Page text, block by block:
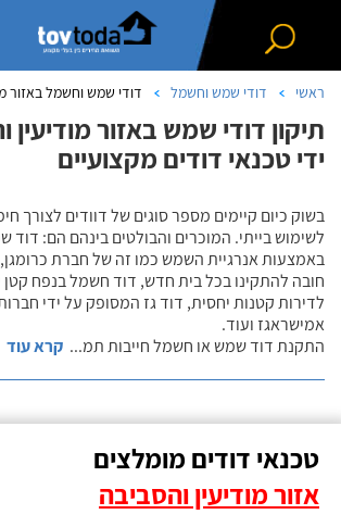
ראשי דודי שמש וחשמל דודי שמש וחשמל באזור
תיקון דודי שמש באזור מודיעין
ידי טכנאי דודים מקצועיים
בשוק כיום קיימים מספר סוגים של דוודים לצורך
לשימוש בייתי. המוכרים והבולטים בינהם הם: דוד
באמצעות אנרגיית השמש כמו זה של חברת
חובה להתקינו בכל בית חדש, דוד חשמל בנפח קטן
לדירות קטנות יחסית, דוד גז המסופק על ידי
אמישראגז ועוד.
התקנת דוד שמש או חשמל חייבות תמ... קרא עוד
טכנאי דודים מומלצים
אזור מודיעין והסביבה